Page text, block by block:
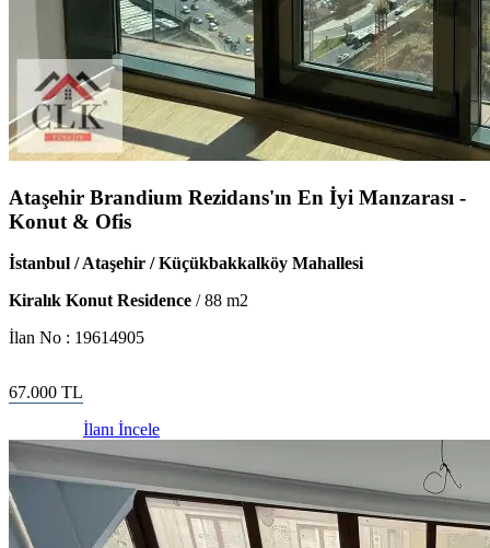
Ataşehir Brandium Rezidans'ın En İyi Manzarası -
Konut & Ofis
İstanbul / Ataşehir / Küçükbakkalköy Mahallesi
Kiralık Konut Residence /88 m2
İlan No : 19614905
67.000 TL
İlanı İncele